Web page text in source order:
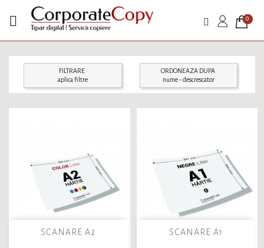
 0
FILTRARE
aplica filtre
ORDONEAZA DUPA
nume - descrescator
SCANARE A2 SCANARE A1